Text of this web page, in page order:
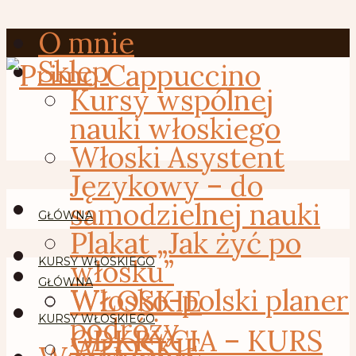
O mnie
Sklep
Kursy wspólnej
nauki włoskiego
Włoski Asystent
Językowy – do
samodzielnej nauki
Plakat „Jak żyć po
włosku”
Włosko-polski planer
podróży
GŁÓWNA
KURSY WŁOSKIEGO
WŁOSKIE
ODKRYCIA – KURS
GŁÓWNA
KURSY WŁOSKIEGO